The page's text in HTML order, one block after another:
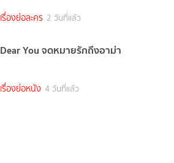
เรื่องย่อละคร 2 วันที่แล้ว
Dear You จดหมายรักถึงอาม่า
เรื่องย่อหนัง 4 วันที่แล้ว